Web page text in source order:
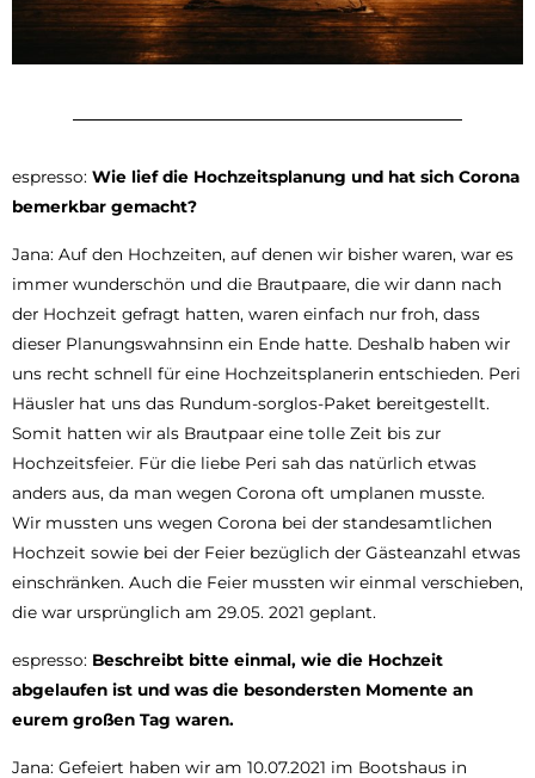
espresso: Wie lief die Hochzeitsplanung und hat sich Corona
bemerkbar gemacht?
Jana: Auf den Hochzeiten, auf denen wir bisher waren, war es
immer wunderschön und die Brautpaare, die wir dann nach
der Hochzeit gefragt hatten, waren einfach nur froh, dass
dieser Planungswahnsinn ein Ende hatte. Deshalb haben wir
uns recht schnell für eine Hochzeitsplanerin entschieden. Peri
Häusler hat uns das Rundum-sorglos-Paket bereitgestellt.
Somit hatten wir als Brautpaar eine tolle Zeit bis zur
Hochzeitsfeier. Für die liebe Peri sah das natürlich etwas
anders aus, da man wegen Corona oft umplanen musste.
Wir mussten uns wegen Corona bei der standesamtlichen
Hochzeit sowie bei der Feier bezüglich der Gästeanzahl etwas
einschränken. Auch die Feier mussten wir einmal verschieben,
die war ursprünglich am 29.05. 2021 geplant.
espresso: Beschreibt bitte einmal, wie die Hochzeit
abgelaufen ist und was die besondersten Momente an
eurem großen Tag waren.
Jana: Gefeiert haben wir am 10.07.2021 im Bootshaus in